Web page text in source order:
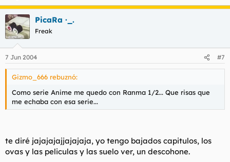
PicaRa ·_.
Freak
7 Jun 2004 #7
Gizmo_666 rebuznó:
Como serie Anime me quedo con Ranma 1/2... Que risas que
me echaba con esa serie...
te diré jajajajajjajajaja, yo tengo bajados capitulos, los
ovas y las peliculas y las suelo ver, un descohone.